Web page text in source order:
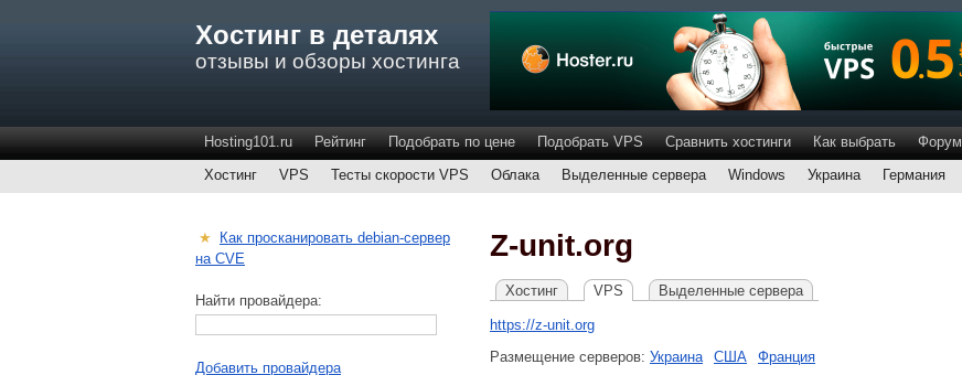
Хостинг в деталях
отзывы и обзоры хостинга
Hosting101.ru Рейтинг Подобрать по цене Подобрать VPS Сравнить хостинги Как выбрать Форум
Хостинг
VPS Тесты скорости VPS Облака Выделенные сервера Windows Украина Германия
Z-unit.org
Хостинг VPS Выделенные сервера
https://z-unit.org
Размещение серверов: Украина США Франция
★ Как просканировать debian-сервер
на CVE
Найти провайдера:
Добавить провайдера